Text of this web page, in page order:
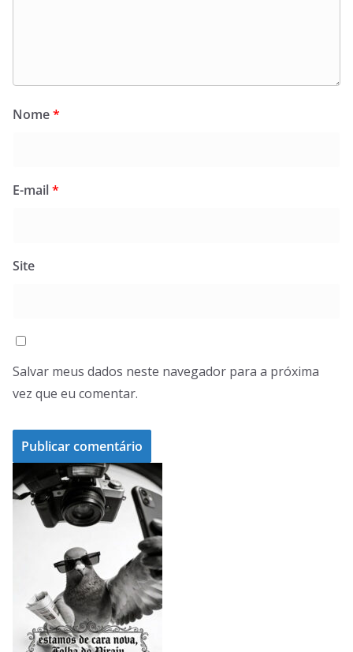
Nome*
E-mail*
Site
Salvar meus dados neste navegador para a próxima
vez que eu comentar.